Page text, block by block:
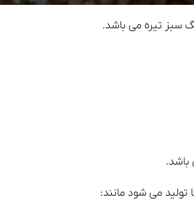
سبز تیره می باشد.
باشد.
تولید می شود مانند: